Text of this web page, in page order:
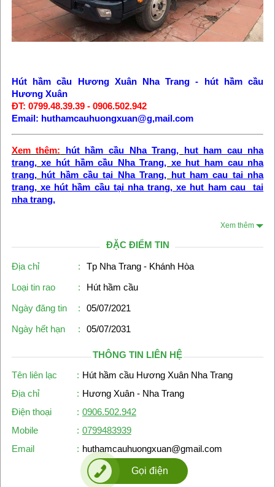
Hút hầm cầu Hương Xuân Nha Trang - hút hầm cầu
Hương Xuân
ĐT: 0799.48.39.39 - 0906.502.942
Email: huthamcauhuongxuan@g,mail.com
Xem thêm: hút hầm cầu Nha Trang, hut ham cau nha
trang,xe hút hầm cầu Nha Trang, xe hut ham cau nha
trang, hút hầm cầu tại Nha Trang, hut ham cau tai nha
trang,xe hút hầm cầu tại nha trang, xe hut ham cau tai
nha trang,
Xem thêm
ĐẶC ĐIỂM TIN
Địa chỉ :
Tp Nha Trang - Khánh Hòa
Loại tin rao
:
Hút hầm cầu
Ngày đăng tin
:
05/07/2021
Ngày hết hạn
: 05/07/2031
THÔNG TIN LIÊN HỆ
Tên liên lạc
: Hút hầm cầu Hương Xuân Nha Trang
Địa chỉ
: Hương Xuân - Nha Trang
Điện thoại
: 0906.502.942
Mobile
: 0799483939
Email
: huthamcauhuongxuan@gmail.com
Gọi điện